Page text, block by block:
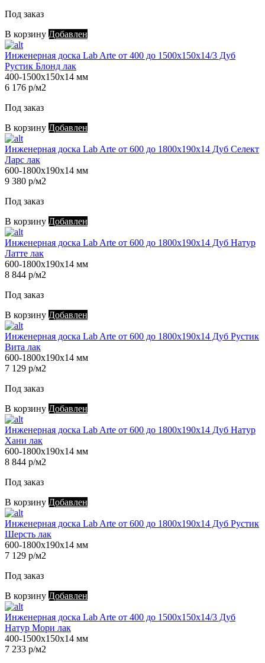
Под заказ
В корзину Добавлен
Инженерная доска Lab Arte от 400 до 1500х150х14/3 Дуб
Рустик Блонд лак
400-1500х150х14 мм
6 176 р/м2
Под заказ
В корзину Добавлен
Инженерная доска Lab Arte от 600 до 1800х190х14 Дуб Селект
Ларс лак
600-1800х190х14 мм
9 380 р/м2
Под заказ
В корзину Добавлен
Инженерная доска Lab Arte от 600 до 1800х190х14 Дуб Натур
Латте лак
600-1800х190х14 мм
8 844 р/м2
Под заказ
В корзину Добавлен
Инженерная доска Lab Arte от 600 до 1800х190х14 Дуб Рустик
Вита лак
600-1800х190х14 мм
7 129 р/м2
Под заказ
В корзину Добавлен
Инженерная доска Lab Arte от 600 до 1800х190х14 Дуб Натур
Хани лак
600-1800х190х14 мм
8 844 р/м2
Под заказ
В корзину Добавлен
Инженерная доска Lab Arte от 600 до 1800х190х14 Дуб Рустик
Шерсть лак
600-1800х190х14 мм
7 129 р/м2
Под заказ
В корзину Добавлен
Инженерная доска Lab Arte от 400 до 1500х150х14/3 Дуб
Натур Мори лак
400-1500х150х14 мм
7 233 р/м2